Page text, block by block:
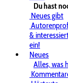
Du hast
Neues gibt
&
ein!
Neues
Alles, was